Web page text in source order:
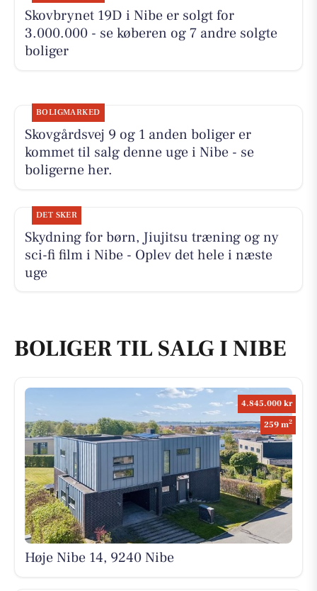
Skovbrynet 19D i Nibe er solgt for
3.000.000 - se køberen og 7 andre solgte
boliger
BOLIGMARKED
Skovgårdsvej 9 og 1 anden boliger er
kommet til salg denne uge i Nibe - se
boligerne her.
DET SKER
Skydning for børn, Jiujitsu træning og ny
sci-fi film i Nibe - Oplev det hele i næste
uge
BOLIGER TIL SALG I NIBE
4.845.000 kr
259 m2
Høje Nibe 14, 9240 Nibe